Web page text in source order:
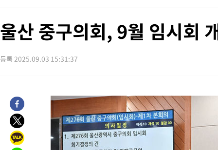
-23464초 전 >[속보]코스닥, 2.15포인트(0.27%) 내린 797.44 출발
-19894초 전 >6월 경상수지 497.3억 달러…두 달 연속 사상 최대
-17207초 전 >미 워싱턴주 스포캔 시의 통제불능 3개 산불, 방화선 일부 구축
-9380초 전 >[속보] 호르무즈 해협 이란-오만 협상 기대속 뉴욕증시 혼조 마감
임 3년 인터뷰
2시간 전 >
[속보] "이란-오만, 호르무즈 해협 통행 항로 합의" 이란 외무부 대
-30187초 전 >
[속보]산업장관 "李정부, 원전 반대 안해…안정 전력 위해 불
-28884초 전 >
[속보]경찰, '홍명보 선임 논란' 대한축구협회·축구회관 등 압
-28271초 전 >
[속보]산업장관 "美무역법 제301조 과잉생산 결과 발표 8월
울산 중구의회, 9월 임시회
등록 2025.09.03 15:31:37